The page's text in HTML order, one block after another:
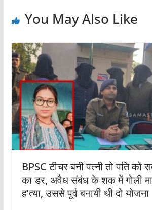
You May Also Like
BPSC टीचर बनी पत्नी तो पति को
का डर, अवैध संबंध के शक में गोली
ह’त्या, उससे पूर्व बनायी थी दो योजना